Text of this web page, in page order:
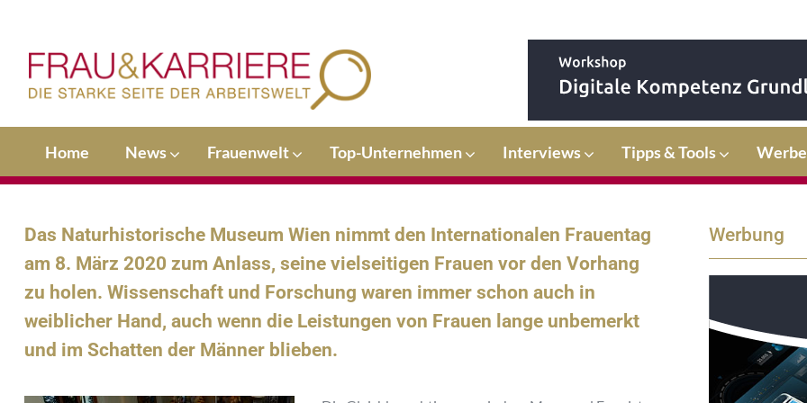
Home News Frauenwelt Top-Unternehmen Interviews Tipps & Tools
Das Naturhistorische Museum Wien nimmt den Internationalen Frauentag
am 8. März 2020 zum Anlass, seine vielseitigen Frauen vor den Vorhang
zu holen. Wissenschaft und Forschung waren immer schon auch in
weiblicher Hand, auch wenn die Leistungen von Frauen lange unbemerkt
und im Schatten der Männer blieben.
Werbung